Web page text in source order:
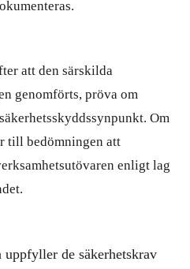
att den särskilda
genomförts, pröva om
Om
till bedömningen att
enligt lag
de säkerhetskrav